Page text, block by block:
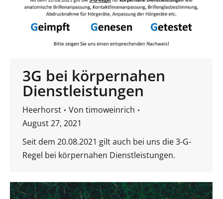
3G bei körpernahen
Dienstleistungen
Heerhorst Von timoweinrich
August 27, 2021
Seit dem 20.08.2021 gilt auch bei uns die 3-G-
Regel bei körpernahen Dienstleistungen.